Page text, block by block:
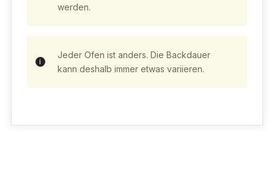
werden.
Jeder Ofen ist anders. Die Backdauer
kann deshalb immer etwas variieren.